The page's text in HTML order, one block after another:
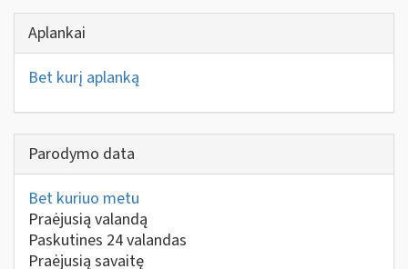
Aplankai
Bet kurį aplanką
Parodymo data
Bet kuriuo metu
Praėjusią valandą
Paskutines 24 valandas
Praėjusią savaitę